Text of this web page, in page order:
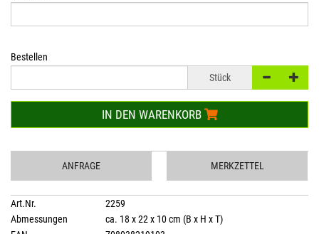
Bestellen
Stück
IN DEN WARENKORB
ANFRAGE MERKZETTEL
Art.Nr.
2259
Abmessungen
ca. 18 x 22 x 10 cm (B x H x T)